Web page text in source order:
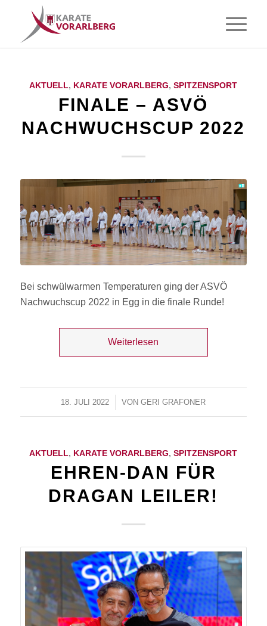
AKTUELL, KARATE VORARLBERG,SPITZENSPORT
FINALE – ASVÖ
NACHWUCHSCUP 2022
Bei schwülwarmen Temperaturen ging der ASVÖ
Nachwuchscup 2022 in Egg in die finale Runde!
Weiterlesen
18. JULI 2022
/ VONGERI GRAFONER
AKTUELL, KARATE VORARLBERG,SPITZENSPORT
EHREN-DAN FÜR
DRAGAN LEILER!